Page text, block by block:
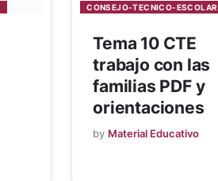
CONSEJO-TECNICO-ESCOLAR
Tema 10 CTE
trabajo con las
familias PDF y
orientaciones
by Material Educativo